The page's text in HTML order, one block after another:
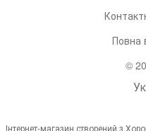
Повна
©
Інтернет-магазин створений з